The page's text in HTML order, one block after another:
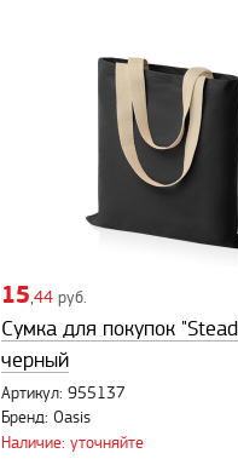
15,44 руб.
Сумка для покупок
черный
Артикул: 955137
Бренд: Oasis
Наличие: уточняйте